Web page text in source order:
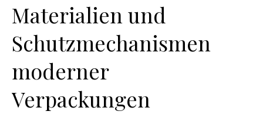
Materialien und
Schutzmechanismen
moderner
Verpackungen